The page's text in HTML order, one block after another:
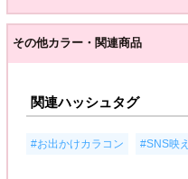
その他カラー・関連商品
関連ハッシュタグ
#お出かけカラコン #SNS映え